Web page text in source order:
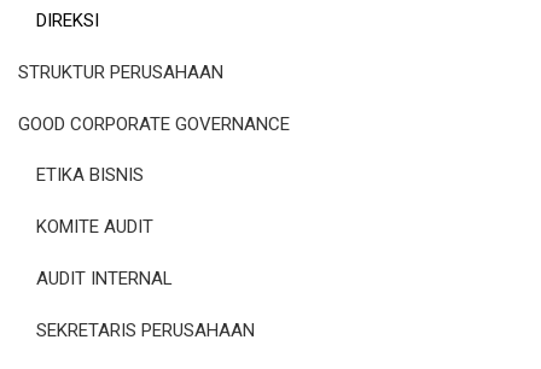
DIREKSI
STRUKTUR PERUSAHAAN
GOOD CORPORATE GOVERNANCE
ETIKA BISNIS
KOMITE AUDIT
AUDIT INTERNAL
SEKRETARIS PERUSAHAAN